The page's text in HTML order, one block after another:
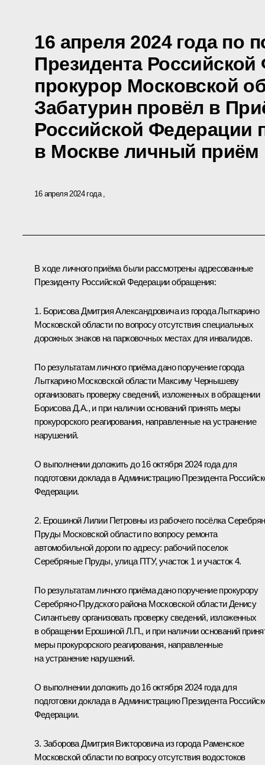
16 апреля 2024 года по
Президента
прокурор Московской
Забатурин провёл в
Российской Федерации
в Москве личный приём
16 апреля 2024 года
В ходе личного приёма были рассмотрены адресованные
Президенту Российской Федерации обращения:
1. Борисова Дмитрия Александровича из города Лыткарино
Московской области по вопросу отсутствия специальных
дорожных знаков на парковочных местах для инвалидов.
По результатам личного приёма дано поручение города
Лыткарино Московской области Максиму Чернышеву
организовать проверку сведений, изложенных в обращении
Борисова Д.А., и при наличии оснований принять меры
прокурорского реагирования, направленные на устранение
нарушений.
О выполнении доложить до 16 октября 2024 года для
подготовки доклада в Администрацию Президента
Федерации.
2. Ерошиной Лилии Петровны из рабочего посёлка
Пруды Московской области по вопросу ремонта
автомобильной дороги по адресу: рабочий поселок
Серебряные Пруды, улица ПТУ, участок 1 и участок 4.
По результатам личного приёма дано поручение прокурору
Серебряно-Прудского района Московской области Денису
Силантьеву организовать проверку сведений, изложенных
в обращении Ерошиной Л.П., и при наличии оснований
меры прокурорского реагирования, направленные
на устранение нарушений.
О выполнении доложить до 16 октября 2024 года для
подготовки доклада в Администрацию Президента
Федерации.
3. Заборова Дмитрия Викторовича из города Раменское
Московской области по вопросу отсутствия водостоков